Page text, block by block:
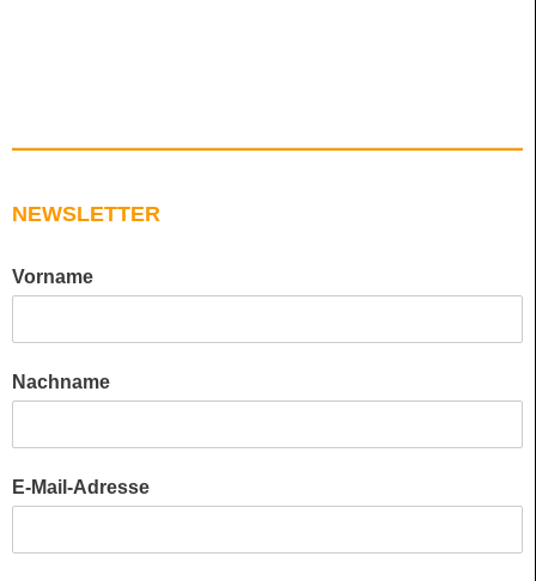
NEWSLETTER
Vorname
Nachname
E-Mail-Adresse